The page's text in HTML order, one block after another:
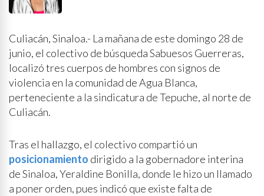
Culiacán, Sinaloa.- La mañana de este domingo 28 de
junio, el colectivo de búsqueda Sabuesos Guerreras,
localizó tres cuerpos de hombres con signos de
violencia en la comunidad de Agua Blanca,
perteneciente a la sindicatura de Tepuche, al norte de
Culiacán.
Tras el hallazgo, el colectivo compartió un
posicionamiento dirigido a la gobernadore interina
de Sinaloa, Yeraldine Bonilla, donde le hizo un llamado
a poner orden, pues indicó que existe falta de